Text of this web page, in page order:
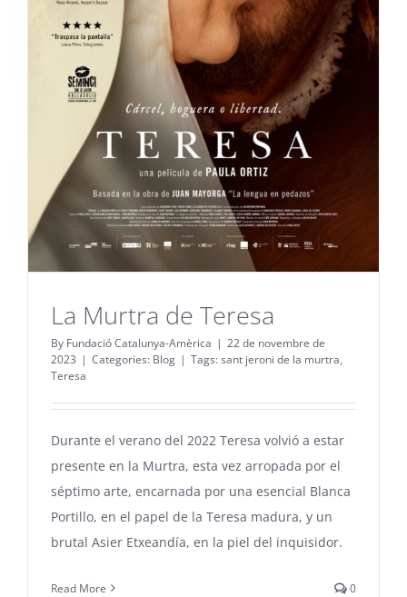
La Murtra de Teresa
By Fundació Catalunya-Amèrica | 22 de novembre de
2023 | Categories: Blog | Tags:sant jeroni de la murtra,
Teresa
Durante el verano del 2022 Teresa volvió a estar
presente en la Murtra, esta vez arropada por el
séptimo arte, encarnada por una esencial Blanca
Portillo, en el papel de la Teresa madura, y un
brutal Asier Etxeandía, en la piel del inquisidor.
Read More 0